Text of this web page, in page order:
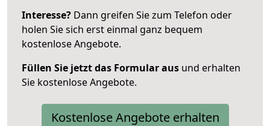
Interesse? Dann greifen Sie zum Telefon oder
holen Sie sich erst einmal ganz bequem
kostenlose Angebote.
Füllen Sie jetzt das Formular aus und erhalten
Sie kostenlose Angebote.
Kostenlose Angebote erhalten